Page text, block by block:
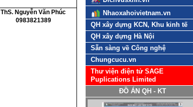
ThS. Nguyễn Văn Phúc
0983821389
Nhaoxahoivietnam.vn
QH xây dựng KCN, Khu kinh tế
QH xây dựng Hà Nội
Sẵn sàng về Công nghệ
Chungcucu.vn
Thư viện điện tử SAGE
Puplications Limited
ĐỒ ÁN QH - KT